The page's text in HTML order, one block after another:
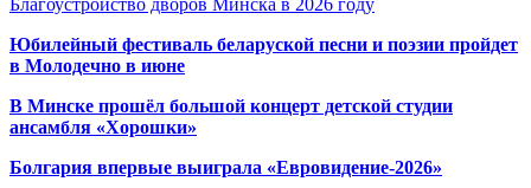
Благоустройство дворов Минска в 2026 году
Юбилейный фестиваль беларуской песни и поэзии пройдет
в Молодечно в июне
В Минске прошёл большой концерт детской студии
ансамбля «Хорошки»
Болгария впервые выиграла «Евровидение-2026»